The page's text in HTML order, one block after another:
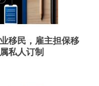
移民，雇主担保移
私人订制